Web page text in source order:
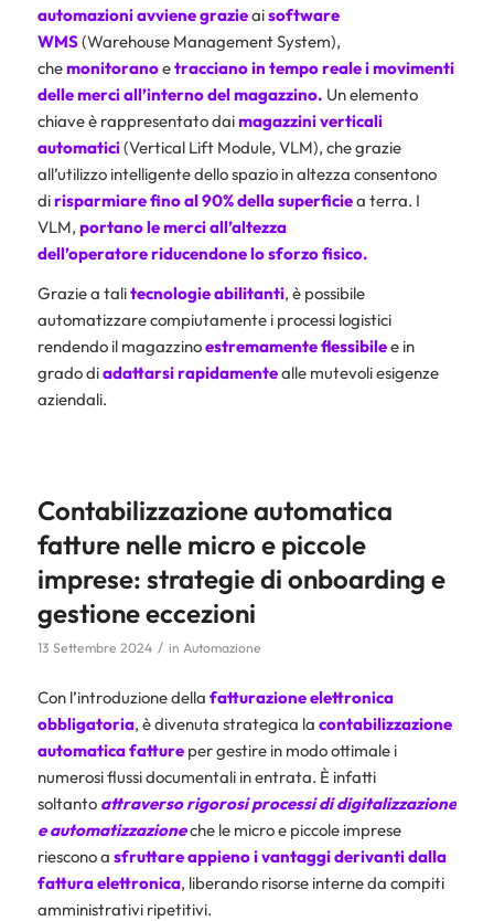
automazioni avviene grazieaisoftware
WMS(Warehouse Management System),
chemonitoranoetraccianoin tempo reale i movimenti
delle merci all’interno del magazzino. Un elemento
chiave è rappresentato daimagazzini verticali
automatici(Vertical Lift Module, VLM), che grazie
all’utilizzo intelligente dello spazio in altezza consentono
dirisparmiare fino al 90% della superficiea terra. I
VLM, portano le merci all’altezza
dell’operatore riducendone lo sforzo fisico.
Grazie a talitecnologie abilitanti, è possibile
automatizzare compiutamente i processi logistici
rendendo il magazzinoestremamente flessibilee in
grado diadattarsi rapidamentealle mutevoli esigenze
aziendali.
Contabilizzazione automatica
fatture nelle micro e piccole
imprese: strategie di onboarding e
gestione eccezioni
13 Settembre 2024 / in Automazione
Con l’introduzione della fatturazione elettronica
obbligatoria, è divenuta strategica la contabilizzazione
automaticafattureper gestire in modo ottimale i
numerosi flussi documentali in entrata. È infatti
soltanto attraverso rigorosi processi didigitalizzazione
eautomatizzazioneche le micro e piccole imprese
riescono a sfruttare appieno i vantaggi derivanti dalla
fattura elettronica, liberando risorse interne da compiti
amministrativi ripetitivi.